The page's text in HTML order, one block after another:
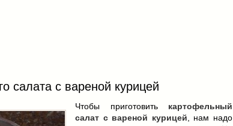
салата с вареной курицей
Чтобы приготовить картофельный
салат с вареной курицей , нам надо